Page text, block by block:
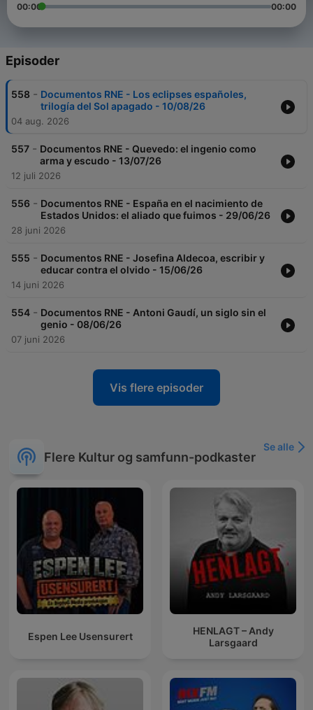
00:00 00:00
Episoder
558 - Documentos RNE - Los eclipses españoles,
trilogía del Sol apagado - 10/08/26
04 aug. 2026
557 - Documentos RNE - Quevedo: el ingenio como
arma y escudo - 13/07/26
12 juli 2026
556 - Documentos RNE - España en el nacimiento de
Estados Unidos: el aliado que fuimos - 29/06/26
28 juni 2026
555 - Documentos RNE - Josefina Aldecoa, escribir y
educar contra el olvido - 15/06/26
14 juni 2026
554 - Documentos RNE - Antoni Gaudí, un siglo sin el
genio - 08/06/26
07 juni 2026
Vis flere episoder
Flere Kultur og samfunn-podkaster
Se alle
Espen Lee Usensurert
HENLAGT – Andy
Larsgaard